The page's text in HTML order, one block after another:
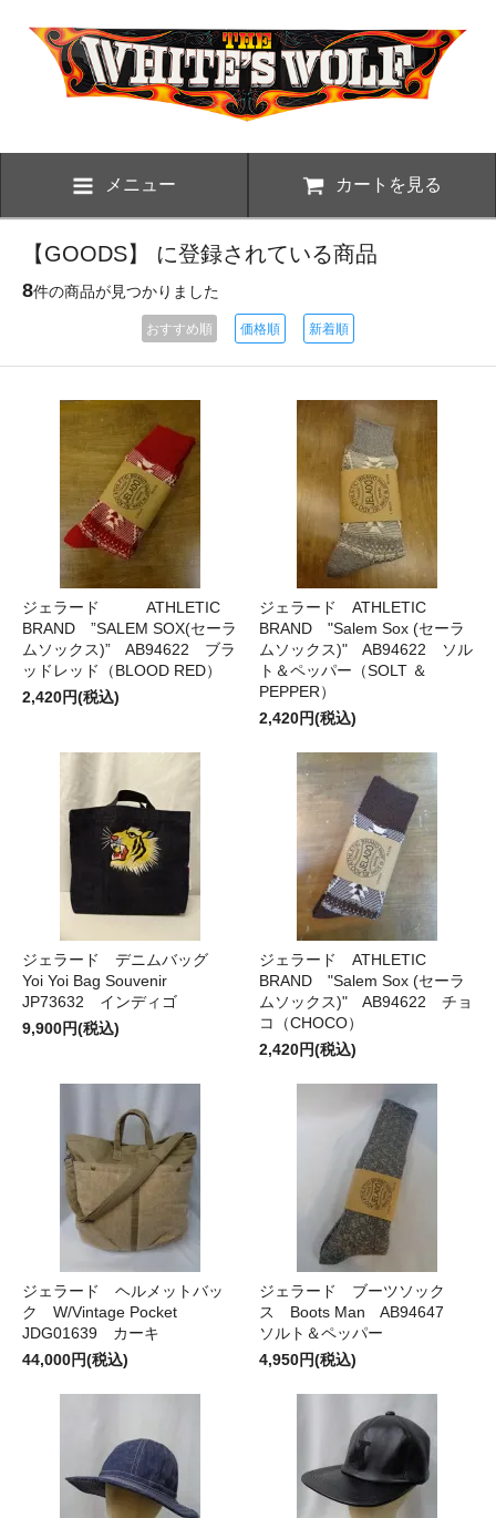
メニュー カートを見る
【GOODS】 に登録されている商品
8件の商品が見つかりました
おすすめ順 価格順 新着順
ジェラード ATHLETIC
BRAND ”SALEM SOX(セーラ
ムソックス)” AB94622 ブラ
ッドレッド（BLOOD RED）
2,420円(税込)
ジェラード ATHLETIC
BRAND "Salem Sox (セーラ
ムソックス)" AB94622 ソル
ト＆ペッパー（SOLT ＆
PEPPER）
2,420円(税込)
ジェラード デニムバッグ
Yoi Yoi Bag Souvenir
JP73632 インディゴ
9,900円(税込)
ジェラード ATHLETIC
BRAND "Salem Sox (セーラ
ムソックス)" AB94622 チョ
コ（CHOCO）
2,420円(税込)
ジェラード ヘルメットバッ
ク W/Vintage Pocket
JDG01639 カーキ
44,000円(税込)
ジェラード ブーツソック
ス Boots Man AB94647
ソルト＆ペッパー
4,950円(税込)